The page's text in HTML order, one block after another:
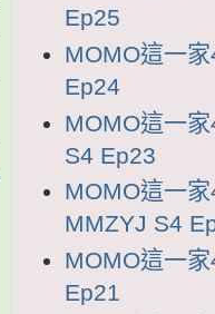
Ep25
MOMO這一
Ep24
MOMO這一
S4 Ep23
MOMO這一
MMZYJ S4
MOMO這一
Ep21